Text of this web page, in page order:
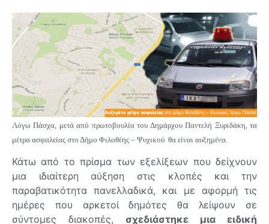
Λόγω Πάσχα, μετά από πρωτοβουλία του Δημάρχου Παντελή Ξυριδάκη, τα
μέτρα ασφαλείας στο Δήμο Φιλοθέης – Ψυχικού θα είναι αυξημένα.
Κάτω από το πρίσμα των εξελίξεων που δείχνουν
μια ιδιαίτερη αύξηση στις κλοπές και την
παραβατικότητα πανελλαδικά, και με αφορμή τις
ημέρες που αρκετοί δημότες θα λείψουν σε
σύντομες διακοπές, σχεδιάστηκε μια ειδική